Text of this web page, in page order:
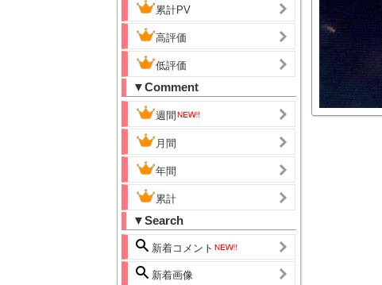
累計PV
高評価
低評価
▼Comment
週間
月間
年間
累計
▼Search
新着コメント
新着画像